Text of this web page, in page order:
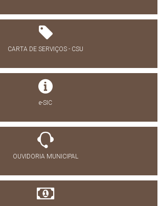
CARTA DE SERVIÇOS - CSU
e-SIC
OUVIDORIA MUNICIPAL